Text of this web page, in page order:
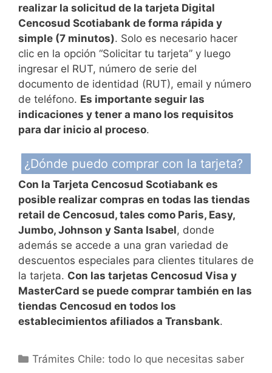
realizar la solicitud de la tarjeta Digital
Cencosud Scotiabank de forma rápida y
simple (7 minutos). Solo es necesario hacer
clic en la opción “Solicitar tu tarjeta” y luego
ingresar el RUT, número de serie del
documento de identidad (RUT), email y número
de teléfono. Es importante seguir las
indicaciones y tener a mano los requisitos
para dar inicio al proceso.
¿Dónde puedo comprar con la tarjeta?
Con la Tarjeta Cencosud Scotiabank es
posible realizar compras en todas las tiendas
retail de Cencosud, tales como Paris, Easy,
Jumbo, Johnson y Santa Isabel, donde
además se accede a una gran variedad de
descuentos especiales para clientes titulares de
la tarjeta. Con las tarjetas Cencosud Visa y
MasterCard se puede comprar también en las
tiendas Cencosud en todos los
establecimientos afiliados a Transbank.
Categorías
Trámites Chile: todo lo que necesitas saber